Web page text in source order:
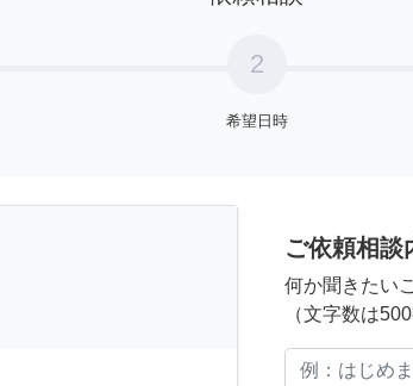
2
希望日時
ご依頼相談
何か聞きたい
（文字数は